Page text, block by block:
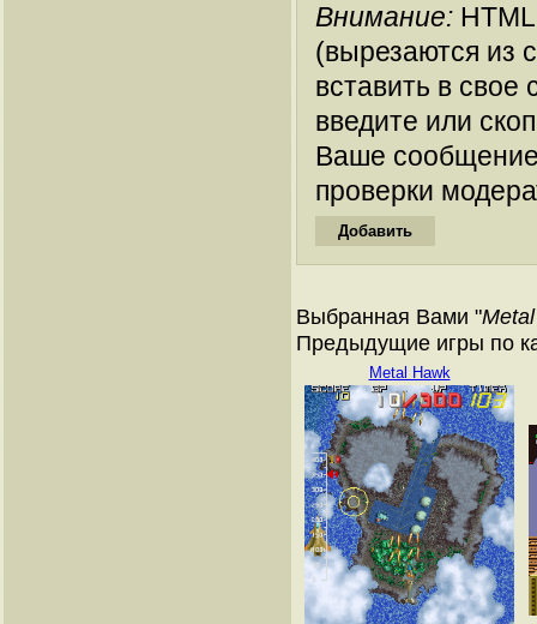
Внимание:
(вырезаются из
вставить в
введите или
Ваше
проверки
Выбранная Вами "
Предыдущие игры по
Metal Hawk